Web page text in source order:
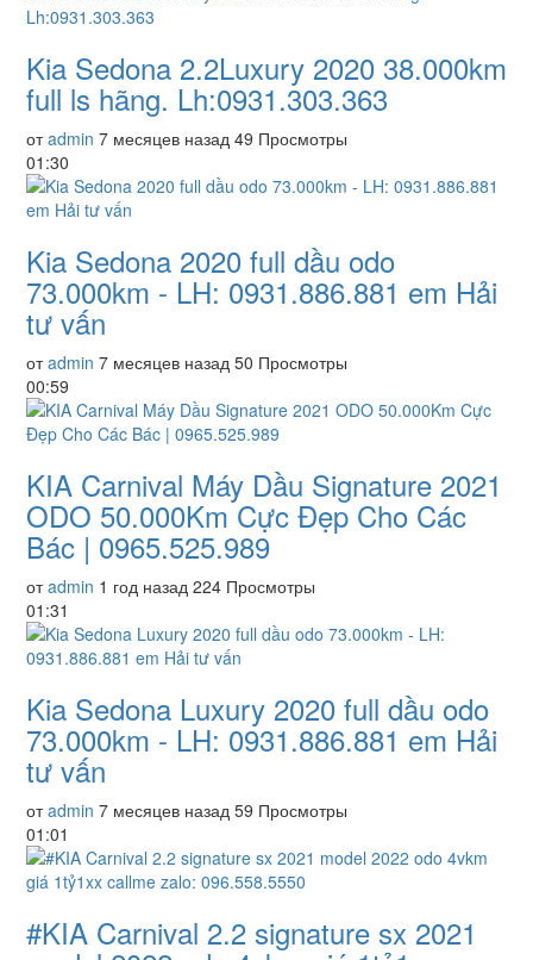
Kia Sedona 2.2Luxury 2020 38.000km
full ls hãng. Lh:0931.303.363
отadmin 7 месяцев назад 49 Просмотры
01:30
Kia Sedona 2020 full dầu odo
73.000km - LH: 0931.886.881 em Hải
tư vấn
отadmin 7 месяцев назад 50 Просмотры
00:59
KIA Carnival Máy Dầu Signature 2021
ODO 50.000Km Cực Đẹp Cho Các
Bác | 0965.525.989
отadmin 1 год назад 224 Просмотры
01:31
Kia Sedona Luxury 2020 full dầu odo
73.000km - LH: 0931.886.881 em Hải
tư vấn
отadmin 7 месяцев назад 59 Просмотры
01:01
#KIA Carnival 2.2 signature sx 2021